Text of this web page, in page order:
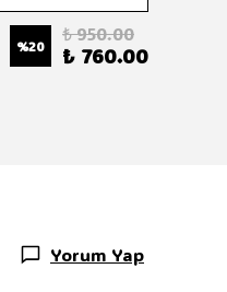
%20
₺ 950.00
₺ 760.00
Yorum Yap